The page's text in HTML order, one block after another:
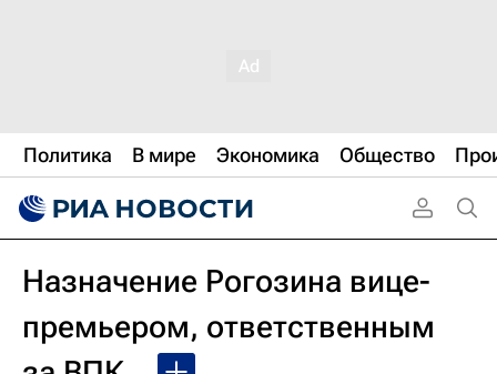
Политика В мире Экономика Общество
Назначение Рогозина вице-
премьером, ответственным